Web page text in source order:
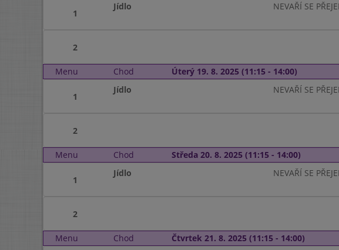
1
Jídlo NEVAŘÍ SE
2
Menu Chod Úterý 19. 8. 2025 (11:15 - 14:00)
1
Jídlo NEVAŘÍ SE
2
Menu Chod Středa 20. 8. 2025 (11:15 - 14:00)
1
Jídlo NEVAŘÍ SE
2
Menu Chod Čtvrtek 21. 8. 2025 (11:15 - 14:00)